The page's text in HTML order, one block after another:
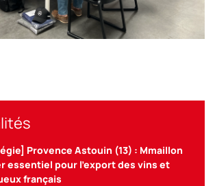
Ily
Provence Astouin (13) : Mmaillon
essentiel pour l’export des vins et
français